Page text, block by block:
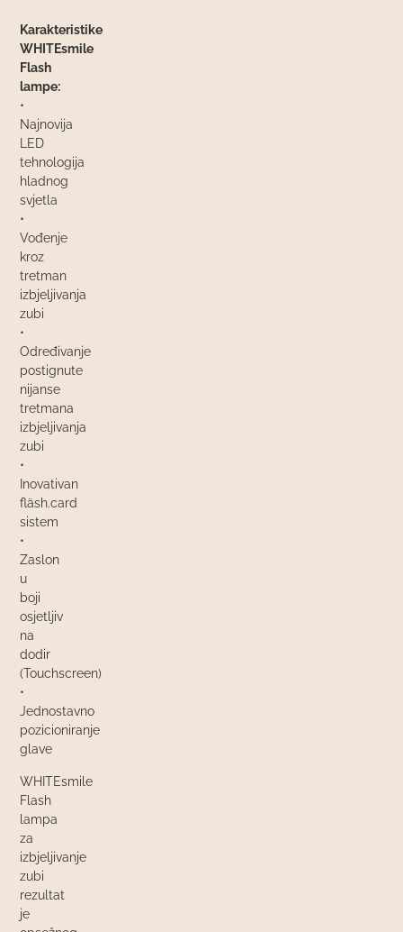
Karakteristike
WHITEsmile
Flash
lampe:
•
Najnovija
LED
tehnologija
hladnog
svjetla
•
Vođenje
kroz
tretman
izbjeljivanja
zubi
•
Određivanje
postignute
nijanse
tretmana
izbjeljivanja
zubi
•
Inovativan
fläsh.card
sistem
•
Zaslon
u
boji
osjetljiv
na
dodir
(Touchscreen)
•
Jednostavno
pozicioniranje
glave
WHITEsmile
Flash
lampa
za
izbjeljivanje
zubi
rezultat
je